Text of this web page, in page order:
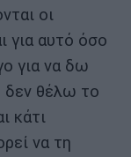
οι
για αυτό όσο
για να δω
δεν θέλω το
κάτι
να τη